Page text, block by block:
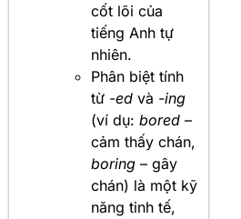
cốt lõi của
tiếng Anh tự
nhiên.
Phân biệt tính
từ -ed và -ing
(ví dụ: bored –
cảm thấy chán,
boring – gây
chán) là một kỹ
năng tinh tế,